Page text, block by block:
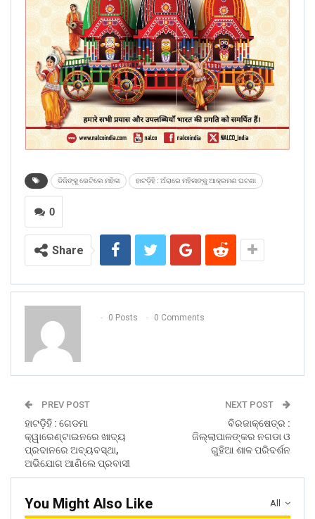
ଡିଜିଙ୍କୁ ଭେଟିଲେ ମହିଳା ହାଟଡ଼ିହି : ଅଁରାରେ ମହିଳାଙ୍କୁ ଆକ୍ରମଣ ଘଟଣା
0
Share
0 Posts 0 Comments
PREV POST
ହାଟଡ଼ିହି : ଗେଡମା
କ୍ୱାରେଣ୍ଟାଇନରେ ଖାଦ୍ୟ
ପ୍ରଦାନରେ ଅବ୍ୟବସ୍ଥା,
ଅଭିଯୋଗ ଆଣିଲେ ପ୍ରବାସୀ
NEXT POST
ବିରଜାକ୍ଷେତ୍ର :
ଜିଲ୍ଲାପାଳଙ୍କର ନଗଡା ଓ
ଗୁହିଆ ଶାଳ ପରିଦର୍ଶନ
All
You Might Also Like